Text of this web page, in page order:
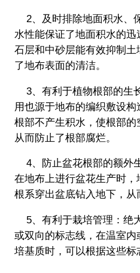
2、及时排除地面积水、
水性能保证了地面积水的
石层和中砂层能有效抑制
了地布表面的清洁。
3、有利于植物根部的生
用也源于地布的编织敷设
根部不产生积水，使根部的
从而防止了根部腐烂。
4、防止盆花根部的额外
在地布上进行盆花生产时
根系穿出盆底钻入地下，从
5、有利于栽培管理：绝
或双向的标志线，在温室
培基质时，可以根据这些标